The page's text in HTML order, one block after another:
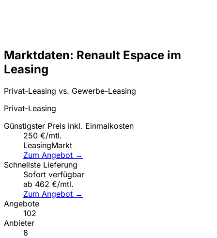
Marktdaten: Renault Espace im
Leasing
Privat-Leasing vs. Gewerbe-Leasing
Privat-Leasing
Günstigster Preis inkl. Einmalkosten
250 €/mtl.
LeasingMarkt
Zum Angebot →
Schnellste Lieferung
Sofort verfügbar
ab 462 €/mtl.
Zum Angebot →
Angebote
102
Anbieter
8